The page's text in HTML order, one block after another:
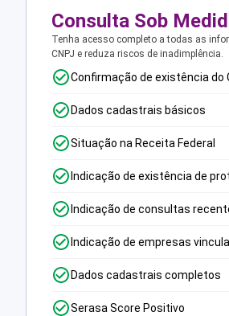
Consulta Sob
Tenha acesso completo a todas as
CNPJ e reduza riscos de inadimplência.
Confirmação de existência do
Dados cadastrais básicos
Situação na Receita Federal
Indicação de existência de
Indicação de consultas
Indicação de empresas
Dados cadastrais completos
Serasa Score Positivo